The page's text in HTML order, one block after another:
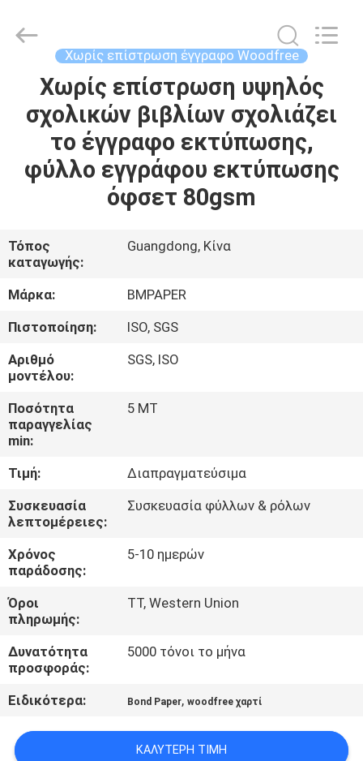
ΣΠΊΤΙ
ΠΡΟΪΌΝΤΑ
ΣΧΕΤΙΚΆ
ΕΜΆΣ
ΕΠΙΣΚΕΨΉ
ΕΡΓΟΣΤΑΣΊΟΥ
ΈΛΕΓΧΟΣ
ΠΟΙΌΤΗΤΑΣ
ΜΑΖΊ
ΜΑΣ
ΕΙΔΉΣΕΙΣ
ΥΠΟΘΈΣΕΙΣ
SITEMAP
ΑΠΟΡΡΉΤΟΥ
BMPAPER
CO.,LTD.
Χωρίς επίστρωση έγγραφο Woodfree
Χωρίς επίστρωση υψηλός
σχολικών βιβλίων σχολιάζει
το έγγραφο εκτύπωσης,
φύλλο εγγράφου εκτύπωσης
όφσετ 80gsm
Τόπος
καταγωγής:
Guangdong, Κίνα
Μάρκα:
BMPAPER
Πιστοποίηση:
ISO, SGS
Αριθμό
μοντέλου:
SGS, ISO
Ποσότητα
παραγγελίας
min:
5 MT
Τιμή:
Διαπραγματεύσιμα
Συσκευασία
λεπτομέρειες:
Συσκευασία φύλλων & ρόλων
Χρόνος
παράδοσης:
5-10 ημερών
Όροι
πληρωμής:
TT, Western Union
Δυνατότητα
προσφοράς:
5000 τόνοι το μήνα
Ειδικότερα: Bond Paper,woodfree χαρτί
ΚΑΛΎΤΕΡΗ ΤΙΜΉ